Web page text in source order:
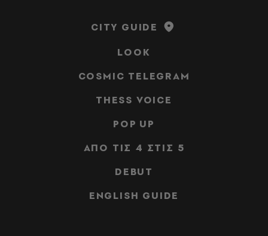
CITY GUIDE
LOOK
COSMIC TELEGRAM
THESS VOICE
POP UP
ΑΠΟ ΤΙΣ 4 ΣΤΙΣ 5
DEBUT
ENGLISH GUIDE